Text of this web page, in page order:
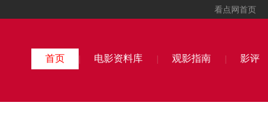
看点网首页
首页 电影资料库 观影指南 影评